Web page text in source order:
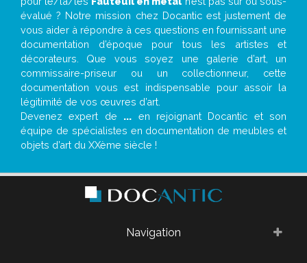
évalué ? Notre mission chez Docantic est justement de
vous aider à répondre à ces questions en fournissant une
documentation d’époque pour tous les artistes et
décorateurs. Que vous soyez une galerie d’art, un
commissaire-priseur ou un collectionneur, cette
documentation vous est indispensable pour assoir la
légitimité de vos œuvres d’art.
Devenez expert de ... en rejoignant Docantic et son
équipe de spécialistes en documentation de meubles et
objets d’art du XXème siècle !
Navigation